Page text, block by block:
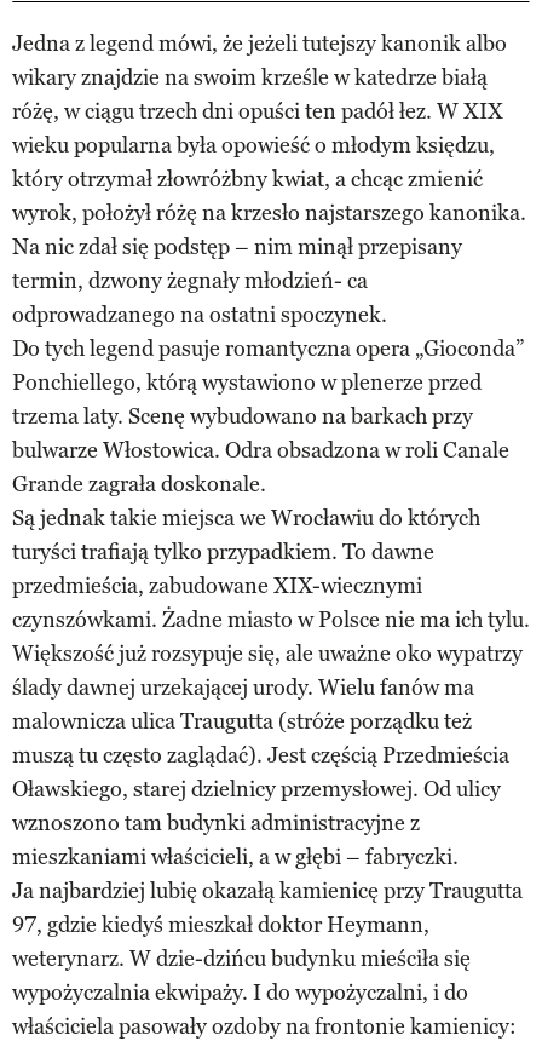
Jedna z legend mówi, że jeżeli tutejszy kanonik albo
wikary znajdzie na swoim krześle w katedrze białą
różę, w ciągu trzech dni opuści ten padół łez. W XIX
wieku popularna była opowieść o młodym księdzu,
który otrzymał złowróżbny kwiat, a chcąc zmienić
wyrok, położył różę na krzesło najstarszego kanonika.
Na nic zdał się podstęp – nim minął przepisany
termin, dzwony żegnały młodzień- ca
odprowadzanego na ostatni spoczynek.
Do tych legend pasuje romantyczna opera „Gioconda”
Ponchiellego, którą wystawiono w plenerze przed
trzema laty. Scenę wybudowano na barkach przy
bulwarze Włostowica. Odra obsadzona w roli Canale
Grande zagrała doskonale.
Są jednak takie miejsca we Wrocławiu do których
turyści trafiają tylko przypadkiem. To dawne
przedmieścia, zabudowane XIX-wiecznymi
czynszówkami. Żadne miasto w Polsce nie ma ich tylu.
Większość już rozsypuje się, ale uważne oko wypatrzy
ślady dawnej urzekającej urody. Wielu fanów ma
malownicza ulica Traugutta (stróże porządku też
muszą tu często zaglądać). Jest częścią Przedmieścia
Oławskiego, starej dzielnicy przemysłowej. Od ulicy
wznoszono tam budynki administracyjne z
mieszkaniami właścicieli, a w głębi – fabryczki.
Ja najbardziej lubię okazałą kamienicę przy Traugutta
97, gdzie kiedyś mieszkał doktor Heymann,
weterynarz. W dzie-dzińcu budynku mieściła się
wypożyczalnia ekwipaży. I do wypożyczalni, i do
właściciela pasowały ozdoby na frontonie kamienicy: